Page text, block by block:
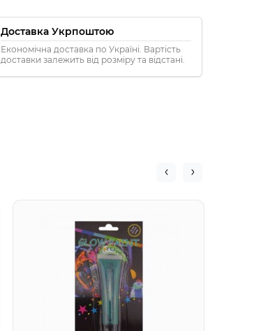
Доставка Укрпоштою
Економічна доставка по Україні. Вартість
доставки залежить від розміру та відстані.